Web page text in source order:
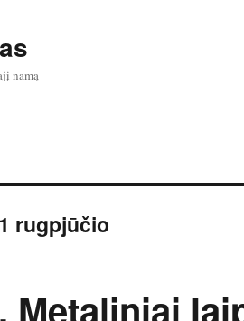
namą
rugpjūčio
Metaliniai